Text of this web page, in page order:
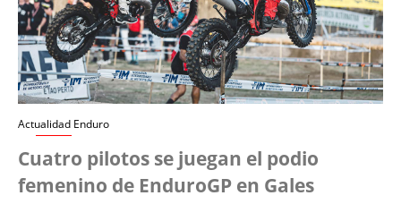
Actualidad Enduro
Cuatro pilotos se juegan el podio
femenino de EnduroGP en Gales